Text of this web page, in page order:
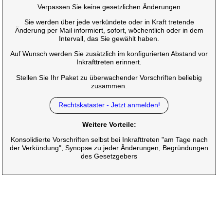
Verpassen Sie keine gesetzlichen Änderungen
Sie werden über jede verkündete oder in Kraft tretende
Änderung per Mail informiert, sofort, wöchentlich oder in dem
Intervall, das Sie gewählt haben.
Auf Wunsch werden Sie zusätzlich im konfigurierten Abstand vor
Inkrafttreten erinnert.
Stellen Sie Ihr Paket zu überwachender Vorschriften beliebig
zusammen.
Rechtskataster - Jetzt anmelden!
Weitere Vorteile:
Konsolidierte Vorschriften selbst bei Inkrafttreten "am Tage nach
der Verkündung", Synopse zu jeder Änderungen, Begründungen
des Gesetzgebers